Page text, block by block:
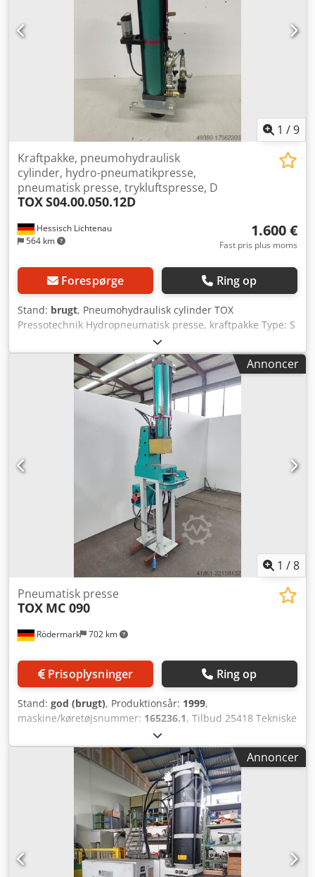
øvrige tilbud. Anførte firmanavne og varemærker tilhører
deres ejere og bruges udelukkende til identifikation og
beskrivelse af produkterne. Afvigelser i tekniske data samt
fejl i varebeskrivelsen kan forekomme og forbeholdes.
1 /9
Hessisch Lichtenau
564 km
Kraftpakke, pneumohydraulisk
cylinder, hydro-pneumatikpresse,
pneumatisk presse, trykluftspresse, D
TOXS04.00.050.12D
1.600 €
Fast pris plus moms
Forespørge Ring op
Stand: brugt, Pneumohydraulisk cylinder TOX
Pressotechnik Hydropneumatisk presse, kraftpakke Type: S
04.00.050.12 D Fabr. nr.: 208696.460 Årgang ca. 2000
Trykkraft: 4,0 ton ved 10 bar Trykkraft: 3,0 ton ved 8 bar
Trykkraft: 2,6 ton ved 7 bar Trykkraft: 2,4 ton ved 6 bar
Trykkraft: 2,0 ton ved 5 bar Trykkraft: 1,6 ton ved 4 bar
Trykkraft: 1,2 ton ved 3 bar Total slaglængde: 50 mm
Kraftslag: 12 mm Stempelstang: Ø 30 mm Gevindoptagelse
stempelstang: M22 x 2 mm Trykluftbehov: 3 til 10 bar -
Elektronisk olietrykafbryder med digital display TOX til
kraftmåling, type 167282 - Byggehøjde kun kraftpakke med
stempelstang = 610 mm - Byggehøjde kun kraftpakke-
hydropneumatisk cylinder = 560 mm - Ekstra bundplade
160 x 160 x 20 mm - Stemplet plade: Ø 68 mm Pladsbehov
L x B x H: 160 x 160 x 660 mm Vægt: 21 kg Meget god stand
Dwjdpfxeu D Tz Ue Acqja 3 stk. tilgængelige, pris pr. stk.
Annoncer
1 /8
Rödermark 702 km
Pneumatisk presse
TOX MC 090
Prisoplysninger Ring op
Stand: god (brugt), Produktionsår: 1999,
maskine/køretøjsnummer: 165236.1, Tilbud 25418 Tekniske
data: - Trykkraft: ca. 110 kN - Arbejdsslag: ca. 50 mm -
Kraftslag: 12 mm - Udhæng: ca. 150 mm Dwodpfjzfh Hyox
Acqja - Bordstørrelse: 280 x 180 mm - Justerbar
installationshøjde op til maks. 300 mm - 2 manuelt
betjente håndtag - Lufttryk: 6 – 8 bar - Samlet pladsbehov:
ca. B 600 x H 2500 x D 900 mm - Vægt: ca. 400 kg
Annoncer